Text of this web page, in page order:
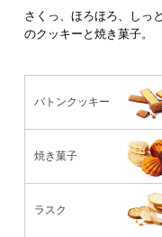
さくっ、ほろほろ、しっ
のクッキーと焼き菓子。
バトンクッキー
焼き菓子
ラスク